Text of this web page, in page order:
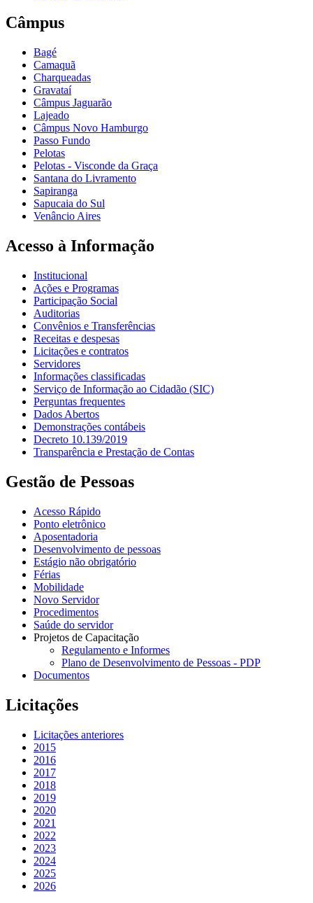
Câmpus
Bagé
Camaquã
Charqueadas
Gravataí
Câmpus Jaguarão
Lajeado
Câmpus Novo Hamburgo
Passo Fundo
Pelotas
Pelotas - Visconde da Graça
Santana do Livramento
Sapiranga
Sapucaia do Sul
Venâncio Aires
Acesso à Informação
Institucional
Ações e Programas
Participação Social
Auditorias
Convênios e Transferências
Receitas e despesas
Licitações e contratos
Servidores
Informações classificadas
Serviço de Informação ao Cidadão (SIC)
Perguntas frequentes
Dados Abertos
Demonstrações contábeis
Decreto 10.139/2019
Transparência e Prestação de Contas
Gestão de Pessoas
Acesso Rápido
Ponto eletrônico
Aposentadoria
Desenvolvimento de pessoas
Estágio não obrigatório
Férias
Mobilidade
Novo Servidor
Procedimentos
Saúde do servidor
Projetos de Capacitação
Regulamento e Informes
Plano de Desenvolvimento de Pessoas - PDP
Documentos
Licitações
Licitações anteriores
2015
2016
2017
2018
2019
2020
2021
2022
2023
2024
2025
2026